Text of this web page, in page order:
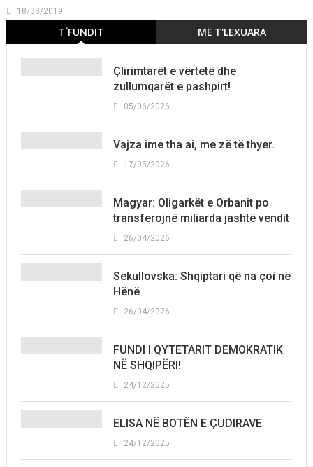
18/08/2019
T´FUNDIT MË T'LEXUARA
Çlirimtarët e vërtetë dhe
zullumqarët e pashpirt!
05/06/2026
Vajza ime tha ai, me zë të thyer.
17/05/2026
Magyar: Oligarkët e Orbanit po
transferojnë miliarda jashtë vendit
26/04/2026
Sekullovska: Shqiptari që na çoi në
Hënë
26/04/2026
FUNDI I QYTETARIT DEMOKRATIK
NË SHQIPËRI!
24/12/2025
ELISA NË BOTËN E ÇUDIRAVE
24/12/2025